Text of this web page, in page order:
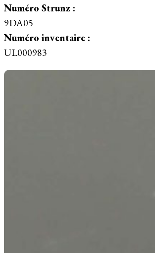
Numéro Strunz :
9DA05
Numéro inventaire :
UL000983